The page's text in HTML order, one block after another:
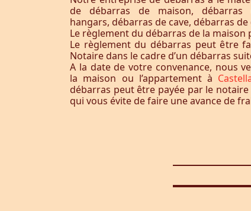
de débarras de maison, débarras
hangars, débarras de cave, débarras
Le règlement du débarras de la
Le règlement du débarras peut être
Notaire dans le cadre d’un débarras
A la date de votre convenance, nous
la maison ou l’appartement à
débarras peut être payée par le
qui vous évite de faire une avance de